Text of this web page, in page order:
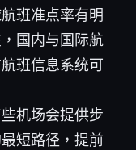
班准点率有明
国内与国际航
班信息系统可
机场会提供步
短路径，提前